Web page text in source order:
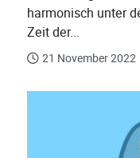
harmonisch unter
Zeit der...
21 November 2022